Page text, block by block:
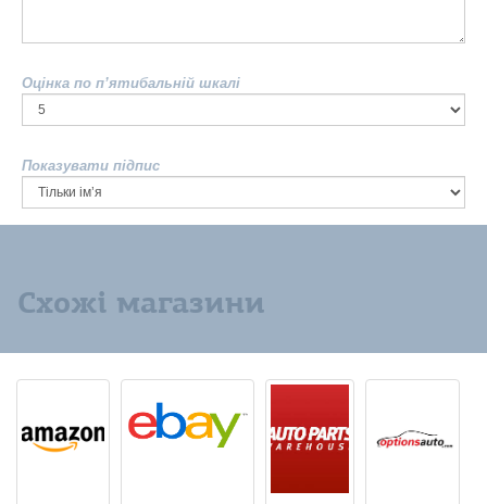
Оцінка по п’ятибальній шкалі
Показувати підпис
Схожі магазини